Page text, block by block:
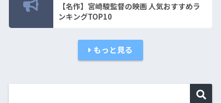
【名作】宮崎駿監督の映画 人気おすすめラ
ンキングTOP10
もっと見る